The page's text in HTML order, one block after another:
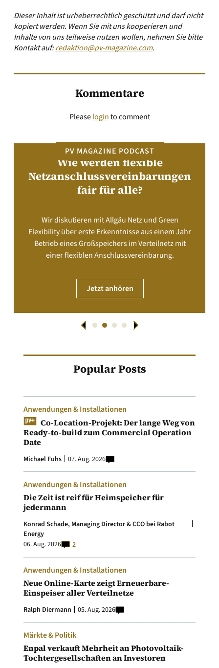
Dieser Inhalt ist urheberrechtlich geschützt und darf nicht
kopiert werden. Wenn Sie mit uns kooperieren und
Inhalte von uns teilweise nutzen wollen, nehmen Sie bitte
Kontakt auf:redaktion@pv-magazine.com.
Kommentare
Pleaseloginto comment
PV MAGAZINE PODCAST
Wie werden flexible
Netzanschlussvereinbarungen
fair für alle?
Wir diskutieren mit Allgäu Netz und Green
Flexibility über erste Erkenntnisse aus einem Jahr
Betrieb eines Großspeichers im Verteilnetz mit
einer flexiblen Anschlussvereinbarung.
Jetzt anhören
Popular Posts
Anwendungen & Installationen
Co-Location-Projekt: Der lange Weg von
Ready-to-build zum Commercial Operation
Date
Michael Fuhs 07. Aug. 2026
Anwendungen & Installationen
Die Zeit ist reif für Heimspeicher für
jedermann
Konrad Schade, Managing Director & CCO bei Rabot
Energy
06. Aug. 2026
2
Anwendungen & Installationen
Neue Online-Karte zeigt Erneuerbare-
Einspeiser aller Verteilnetze
Ralph Diermann 05. Aug. 2026
Märkte & Politik
Enpal verkauft Mehrheit an Photovoltaik-
Tochtergesellschaften an Investoren